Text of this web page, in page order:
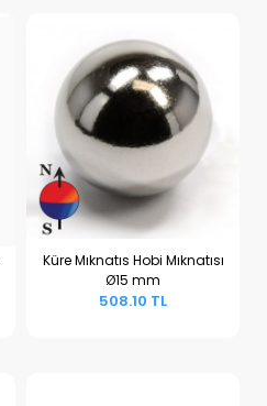
Sepete Ekle
Küre Mıknatıs Hobi Mıknatısı
Ø15 mm
508.10 TL